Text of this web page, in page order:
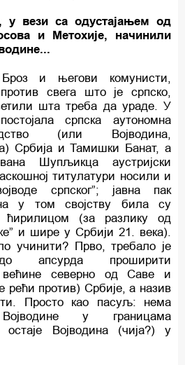
у вези са одустајањем од
и Метохије, начинили
и његови комунисти,
свега што је српско,
шта треба да ураде. У
српска аутономна
(или Војводина,
Србија и Тамишки Банат, а
Шупљикца аустријски
титулатури носили и
српског”; јавна пак
у том својству била су
ћирилицом (за разлику од
и шире у Србији 21. века).
учинити? Прво, требало је
апсурда проширити
већине северно од Саве и
рећи против) Србије, а назив
Просто као пасуљ: нема
у границама
остаје Војводина (чија?) у